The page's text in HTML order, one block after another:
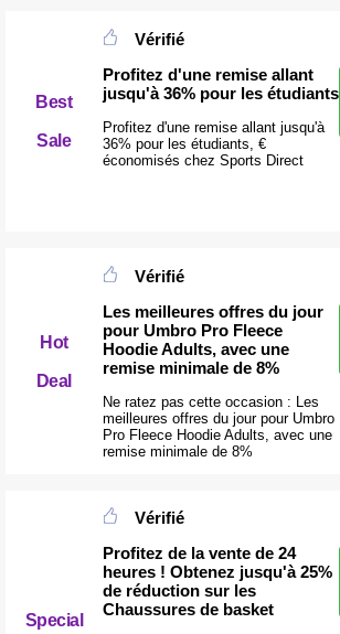
Best
Sale
Vérifié
Profitez d'une remise allant
jusqu'à 36% pour les étudiants
Profitez d'une remise allant jusqu'à
36% pour les étudiants, €
économisés chez Sports Direct
Hot
Deal
Vérifié
Les meilleures offres du jour
pour Umbro Pro Fleece
Hoodie Adults, avec une
remise minimale de 8%
Ne ratez pas cette occasion : Les
meilleures offres du jour pour Umbro
Pro Fleece Hoodie Adults, avec une
remise minimale de 8%
Special
Vérifié
Profitez de la vente de 24
heures ! Obtenez jusqu'à 25%
de réduction sur les
Chaussures de basket